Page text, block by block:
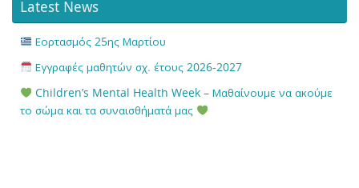
Latest News
Εορτασμός 25ης Μαρτίου
Εγγραφές μαθητών σχ. έτους 2026-2027
Children’s Mental Health Week – Μαθαίνουμε να ακούμε
το σώμα και τα συναισθήματά μας